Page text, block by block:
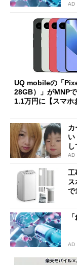
AD
UQ mobileの「
28GB）」がMNP
1.1万円に【スマホ
カ
い
し
AD
工
で
AD